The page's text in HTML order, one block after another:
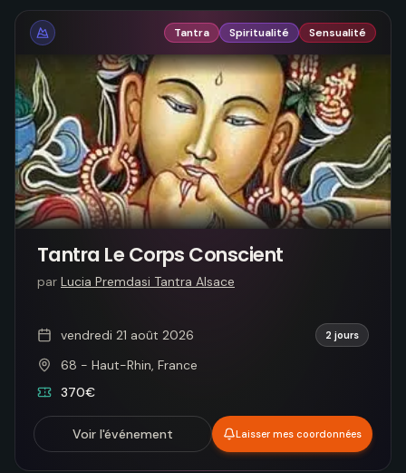
Tantra Spiritualité Sensualité
Tantra Le Corps Conscient
par Lucia Premdasi Tantra Alsace
vendredi 21 août 2026 2 jours
68 - Haut-Rhin, France
370€
Voir l'événement Laisser mes coordonnées